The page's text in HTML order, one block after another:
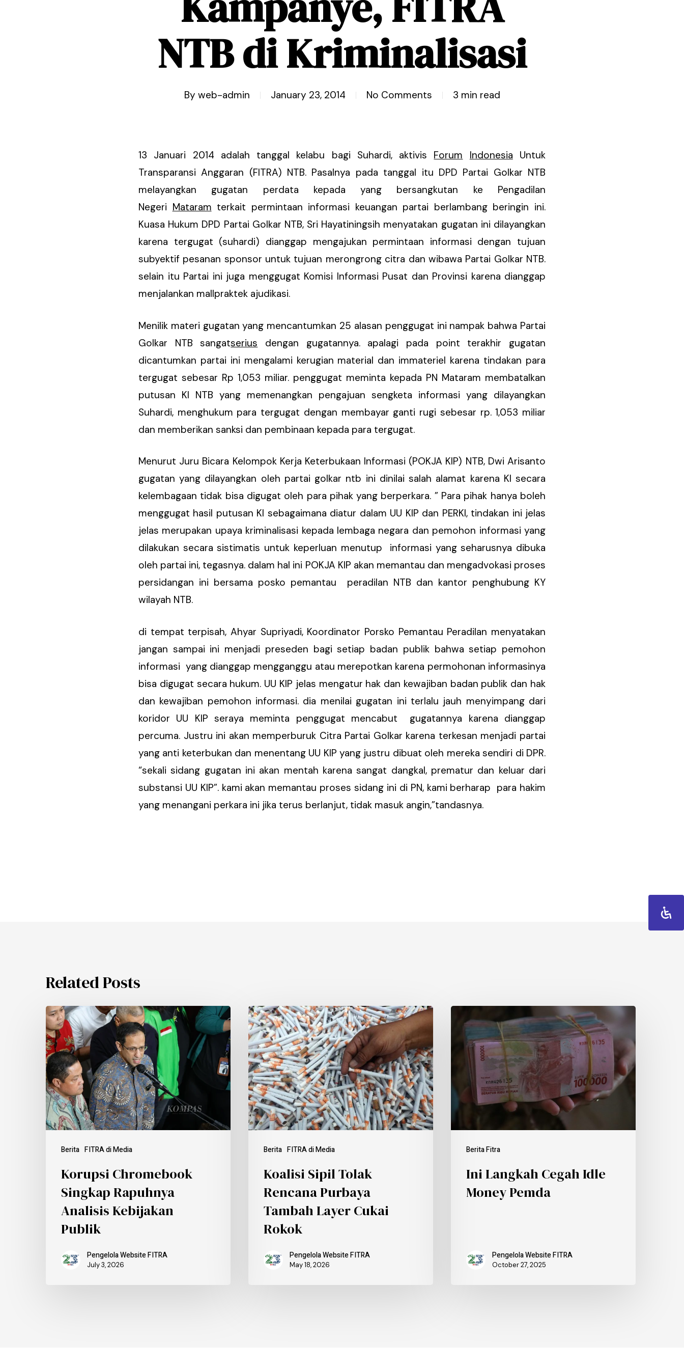
Hit enter to search or ESC to close
NTB di Kriminalisasi
By web-admin January 23, 2014 No Comments 3 min read
13 Januari 2014 adalah tanggal kelabu bagi Suhardi, aktivis Forum Indonesia Untuk
Transparansi Anggaran (FITRA) NTB. Pasalnya pada tanggal itu DPD Partai Golkar NTB
melayangkan gugatan perdata kepada yang bersangkutan ke Pengadilan
Negeri Mataram terkait permintaan informasi keuangan partai berlambang beringin ini.
Kuasa Hukum DPD Partai Golkar NTB, Sri Hayatiningsih menyatakan gugatan ini dilayangkan
karena tergugat (suhardi) dianggap mengajukan permintaan informasi dengan tujuan
subyektif pesanan sponsor untuk tujuan merongrong citra dan wibawa Partai Golkar NTB.
selain itu Partai ini juga menggugat Komisi Informasi Pusat dan Provinsi karena dianggap
menjalankan mallpraktek ajudikasi.
Menilik materi gugatan yang mencantumkan 25 alasan penggugat ini nampak bahwa Partai
Golkar NTB sangatserius dengan gugatannya. apalagi pada point terakhir gugatan
dicantumkan partai ini mengalami kerugian material dan immateriel karena tindakan para
tergugat sebesar Rp 1,053 miliar. penggugat meminta kepada PN Mataram membatalkan
putusan KI NTB yang memenangkan pengajuan sengketa informasi yang dilayangkan
Suhardi, menghukum para tergugat dengan membayar ganti rugi sebesar rp. 1,053 miliar
dan memberikan sanksi dan pembinaan kepada para tergugat.
Menurut Juru Bicara Kelompok Kerja Keterbukaan Informasi (POKJA KIP) NTB, Dwi Arisanto
gugatan yang dilayangkan oleh partai golkar ntb ini dinilai salah alamat karena KI secara
kelembagaan tidak bisa digugat oleh para pihak yang berperkara. ” Para pihak hanya boleh
menggugat hasil putusan KI sebagaimana diatur dalam UU KIP dan PERKI, tindakan ini jelas
jelas merupakan upaya kriminalisasi kepada lembaga negara dan pemohon informasi yang
dilakukan secara sistimatis untuk keperluan menutup informasi yang seharusnya dibuka
oleh partai ini, tegasnya. dalam hal ini POKJA KIP akan memantau dan mengadvokasi proses
persidangan ini bersama posko pemantau peradilan NTB dan kantor penghubung KY
wilayah NTB.
di tempat terpisah, Ahyar Supriyadi, Koordinator Porsko Pemantau Peradilan menyatakan
jangan sampai ini menjadi preseden bagi setiap badan publik bahwa setiap pemohon
informasi yang dianggap mengganggu atau merepotkan karena permohonan informasinya
bisa digugat secara hukum. UU KIP jelas mengatur hak dan kewajiban badan publik dan hak
dan kewajiban pemohon informasi. dia menilai gugatan ini terlalu jauh menyimpang dari
koridor UU KIP seraya meminta penggugat mencabut gugatannya karena dianggap
percuma. Justru ini akan memperburuk Citra Partai Golkar karena terkesan menjadi partai
yang anti keterbukan dan menentang UU KIP yang justru dibuat oleh mereka sendiri di DPR.
“sekali sidang gugatan ini akan mentah karena sangat dangkal, prematur dan keluar dari
substansi UU KIP”. kami akan memantau proses sidang ini di PN, kami berharap para hakim
yang menangani perkara ini jika terus berlanjut, tidak masuk angin,”tandasnya.
Related Posts
Berita FITRA di Media
Korupsi Chromebook
Singkap Rapuhnya
Analisis Kebijakan
Publik
Pengelola Website FITRA
July 3, 2026
Berita FITRA di Media
Koalisi Sipil Tolak
Rencana Purbaya
Tambah Layer Cukai
Rokok
Pengelola Website FITRA
May 18, 2026
Berita Fitra
Ini Langkah Cegah Idle
Money Pemda
Pengelola Website FITRA
October 27, 2025